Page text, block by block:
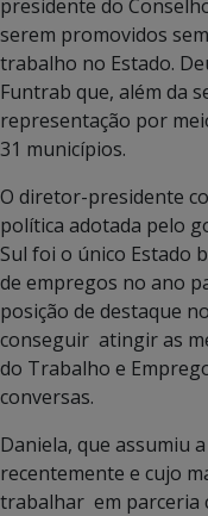
presidente do
serem promovidos
trabalho no Estado.
Funtrab que, além da
representação por
31 municípios.
O diretor-presidente
política adotada pelo
Sul foi o único Estado
de empregos no ano
posição de destaque
conseguir atingir as
do Trabalho e
conversas.
Daniela, que assumiu
recentemente e cujo
trabalhar em parceria